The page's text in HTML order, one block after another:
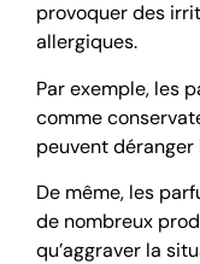
provoquer des
allergiques.
Par exemple, les
comme
peuvent déranger
De même, les
de nombreux
qu’aggraver la